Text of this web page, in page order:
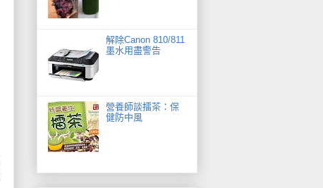
解除Canon 810/811
墨水用盡警告
營養師談擂茶：保
健防中風